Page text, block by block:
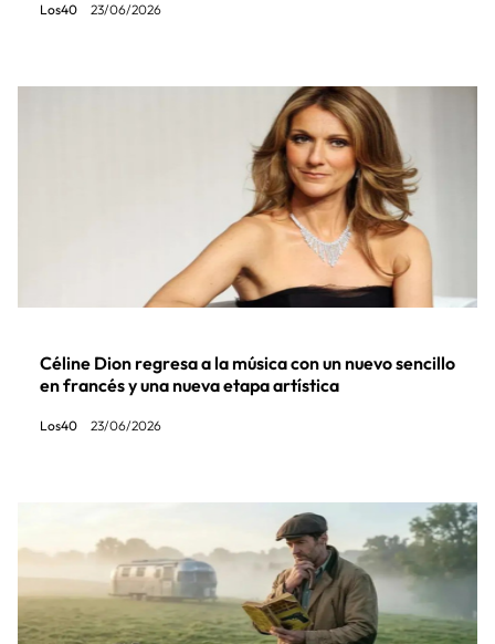
Los40 23/06/2026
Céline Dion regresa a la música con un nuevo sencillo
en francés y una nueva etapa artística
Los40 23/06/2026